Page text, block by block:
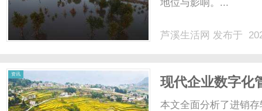
地位与影响。...
芦溪生活网 发布于
资讯
现代企业数字
用与优势
本文全面分析了进销